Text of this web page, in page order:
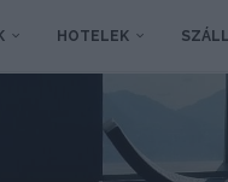
HOTELEK